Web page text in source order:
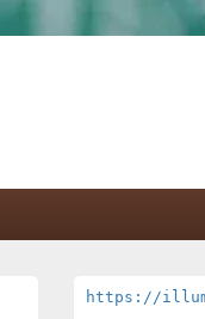
Primary
Sidebar
https://